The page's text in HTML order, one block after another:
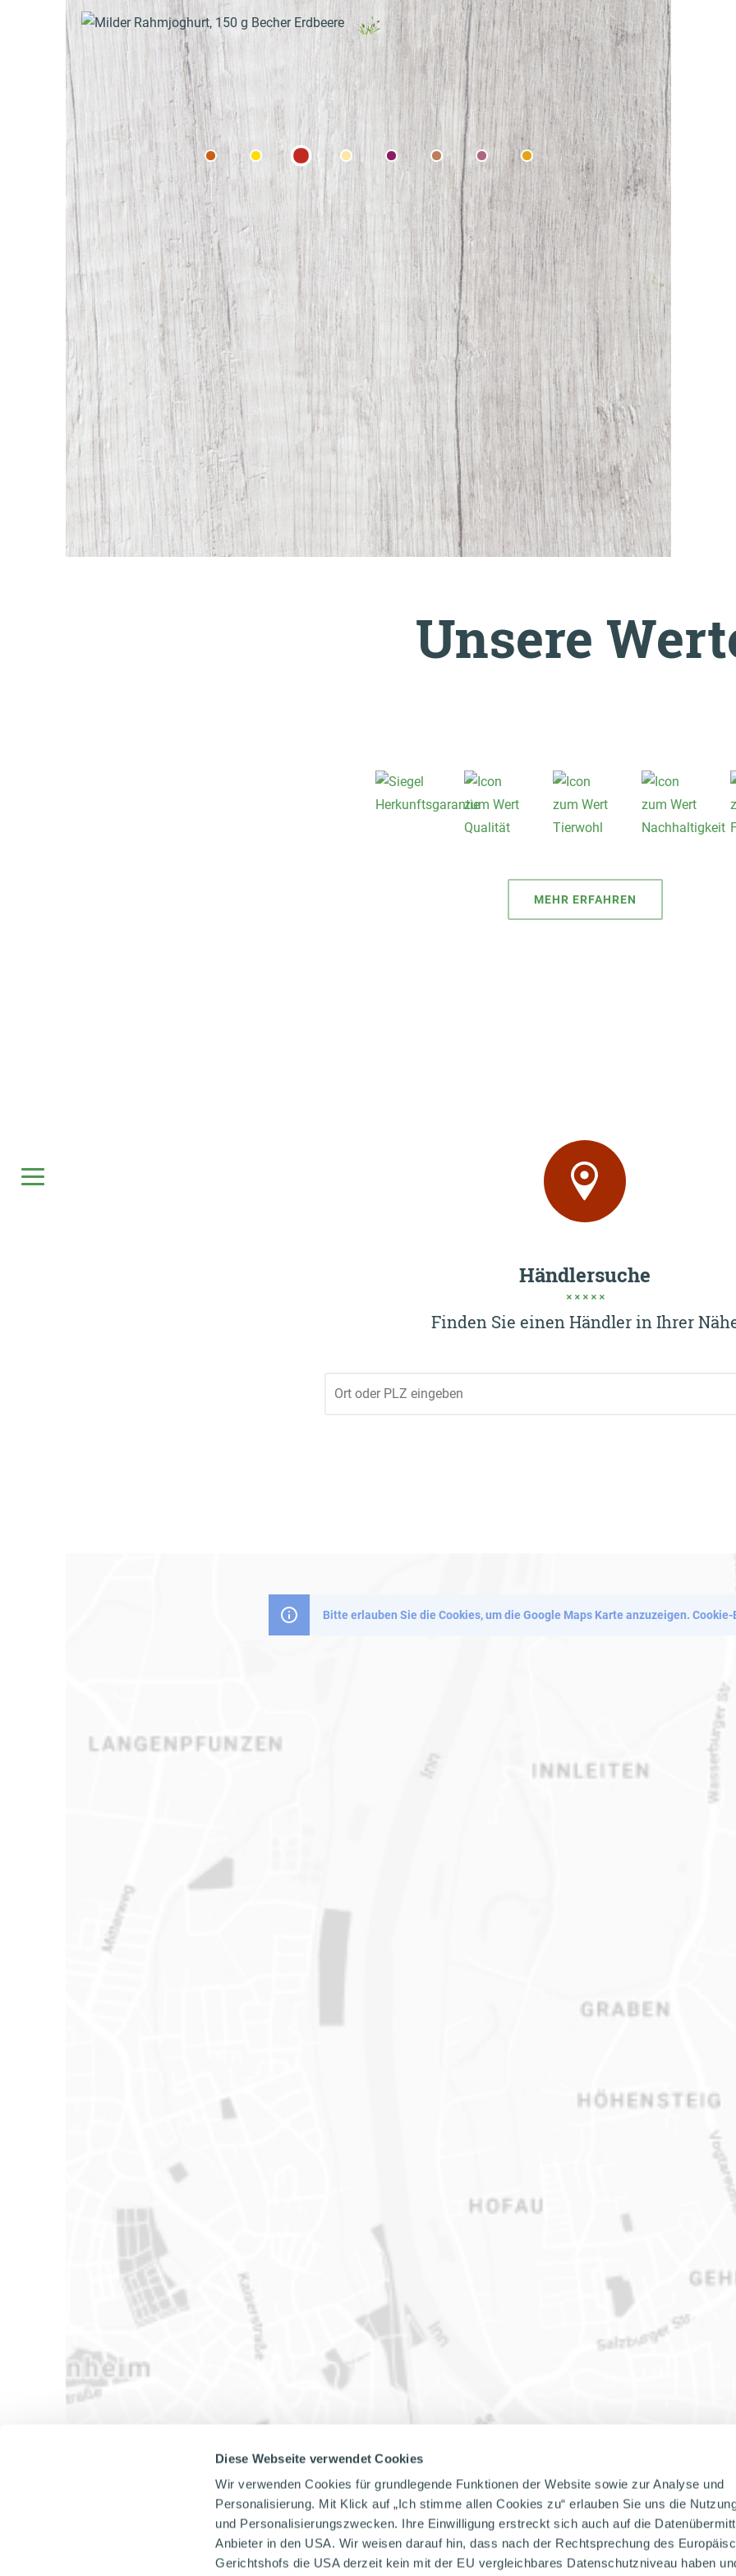
Diese Webseite verwendet Cookies
Wir verwenden Cookies für grundlegende Funktionen der Website sowie zur Analyse und
Personalisierung. Mit Klick auf „Ich stimme allen Cookies zu“ erlauben Sie uns die
und Personalisierungszwecken. Ihre Einwilligung erstreckt sich auch auf die
Anbieter in den USA. Wir weisen darauf hin, dass nach der Rechtsprechung des
Gerichtshofs die USA derzeit kein mit der EU vergleichbares Datenschutzniveau haben
Markenbotschafter:innen
Bild- & Marketingmaterial
Unsere
MEHR ERFAHREN
Händlersuche
Finden Sie einen Händler in Ihrer
Bitte erlauben Sie die Cookies, um die Google Maps Karte anzuzeigen.